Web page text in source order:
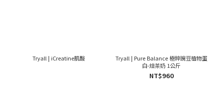
Tryall | iCreatine肌酸
Tryall | Pure Balance 極粹豌豆植物蛋
白-焙茶奶 1公斤
NT$960